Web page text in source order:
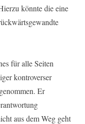
könnte die eine
für alle Seiten
kontroverser
Er
aus dem Weg geht